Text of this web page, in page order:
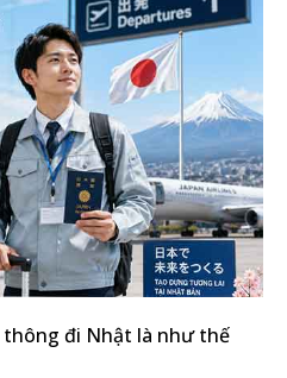
đi Nhật là như thế